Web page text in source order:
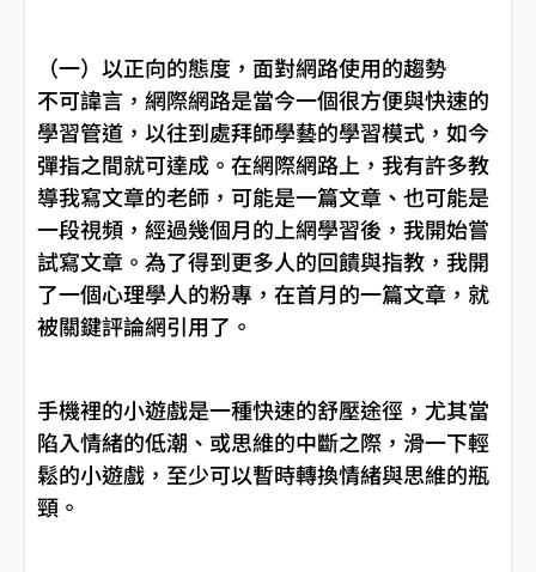
（一）以正向的態度，面對網路使用的趨勢
不可諱言，網際網路是當今一個很方便與快速的
學習管道，以往到處拜師學藝的學習模式，如今
彈指之間就可達成。在網際網路上，我有許多教
導我寫文章的老師，可能是一篇文章、也可能是
一段視頻，經過幾個月的上網學習後，我開始嘗
試寫文章。為了得到更多人的回饋與指教，我開
了一個心理學人的粉專，在首月的一篇文章，就
被關鍵評論網引用了。
手機裡的小遊戲是一種快速的舒壓途徑，尤其當
陷入情緒的低潮、或思維的中斷之際，滑一下輕
鬆的小遊戲，至少可以暫時轉換情緒與思維的瓶
頸。